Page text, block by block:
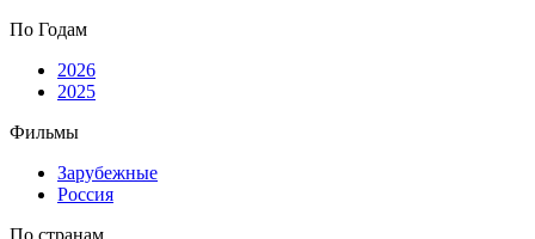
По Годам
2026
2025
Фильмы
Зарубежные
Россия
По странам